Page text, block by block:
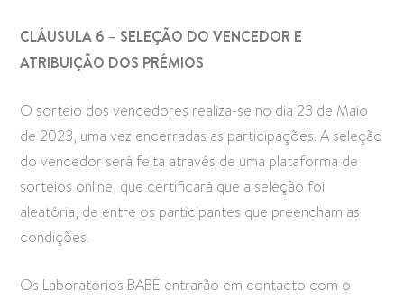
CLÁUSULA 6 – SELEÇÃO DO VENCEDOR E
ATRIBUIÇÃO DOS PRÉMIOS
O sorteio dos vencedores realiza-se no dia 23 de Maio
de 2023, uma vez encerradas as participações. A seleção
do vencedor será feita através de uma plataforma de
sorteios online, que certificará que a seleção foi
aleatória, de entre os participantes que preencham as
condições.
Os Laboratorios BABÉ entrarão em contacto com o